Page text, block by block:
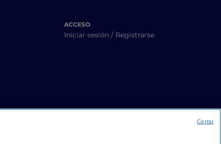
ACCESO
Iniciar sesión / Registrarse
Cerrar